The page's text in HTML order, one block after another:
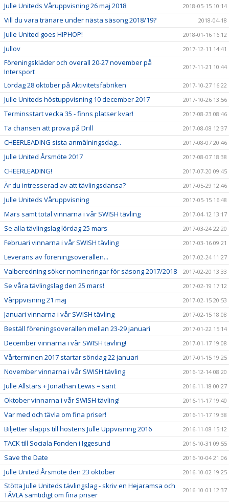
Julle Uniteds Våruppvisning 26 maj 2018 2018-05-15 10:14
Vill du vara tränare under nästa säsong 2018/19? 2018-04-18
Julle United goes HIPHOP! 2018-01-16 16:12
Jullov 2017-12-11 14:41
Föreningskläder och overall 20-27 november på
Intersport
2017-11-21 10:44
Lördag 28 oktober på Aktivitetsfabriken 2017-10-27 16:22
Julle Uniteds höstuppvisning 10 december 2017 2017-10-26 13:56
Terminsstart vecka 35 - finns platser kvar! 2017-08-23 08:46
Ta chansen att prova på Drill 2017-08-08 12:37
CHEERLEADING sista anmälningsdag... 2017-08-07 20:46
Julle United Årsmöte 2017 2017-08-07 18:38
CHEERLEADING! 2017-07-20 09:45
Är du intresserad av att tävlingsdansa? 2017-05-29 12:46
Julle Uniteds Våruppvisning 2017-05-15 16:48
Mars samt total vinnarna i vår SWISH tävling 2017-04-12 13:17
Se alla tävlingslag lördag 25 mars 2017-03-24 22:20
Februari vinnarna i vår SWISH tävling 2017-03-16 09:21
Leverans av föreningsoverallen... 2017-02-24 11:27
Valberedning söker nomineringar för säsong 2017/2018 2017-02-20 13:33
Se våra tävlingslag den 25 mars! 2017-02-19 17:12
Vårppvisning 21 maj 2017-02-15 20:53
Januari vinnarna i vår SWISH tävling 2017-02-15 18:08
Beställ föreningsoverallen mellan 23-29 januari 2017-01-22 15:14
December vinnarna i vår SWISH tävling! 2017-01-17 19:08
Vårterminen 2017 startar söndag 22 januari 2017-01-15 19:25
November vinnarna i vår SWISH tävling 2016-12-14 08:20
Julle Allstars + Jonathan Lewis = sant 2016-11-18 00:27
Oktober vinnarna i vår SWISH tävling! 2016-11-17 19:40
Var med och tävla om fina priser! 2016-11-17 19:38
Biljetter släpps till höstens Julle Uppvisning 2016 2016-11-08 15:12
TACK till Sociala Fonden i Iggesund 2016-10-31 09:55
Save the Date 2016-10-04 21:06
Julle United Årsmöte den 23 oktober 2016-10-02 19:25
Stötta Julle Uniteds tävlingslag - skriv en Hejaramsa och
TÄVLA samtidigt om fina priser
2016-10-01 12:37